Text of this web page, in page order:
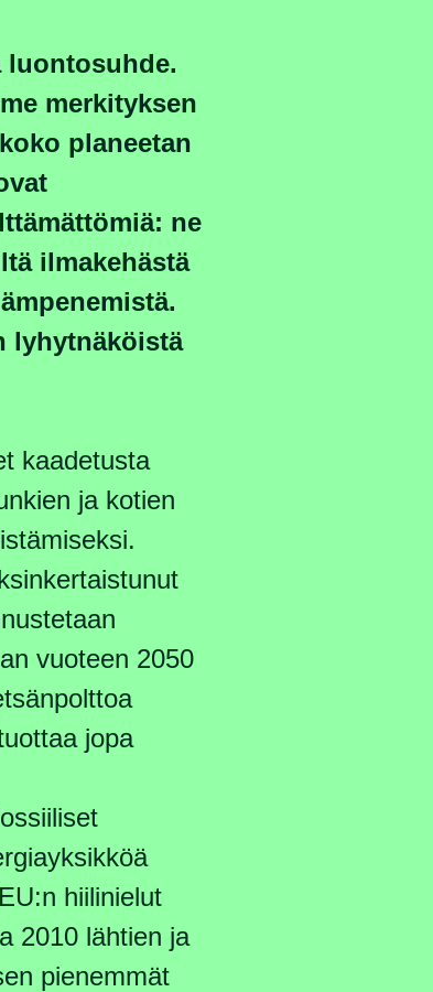
luontosuhde.
merkityksen
planeetan
ne
ilmakehästä
lyhytnäköistä
kaadetusta
ja kotien
vuoteen 2050
jopa
hiilinielut
2010 lähtien ja
pienemmät